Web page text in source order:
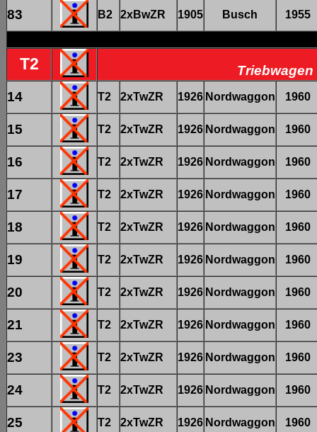
83 B2 2xBwZR 1905 Busch 1955
T2
14
T2 2xTwZR 1926 Nordwaggon 1960
15 T2 2xTwZR 1926 Nordwaggon 1960
16 T2 2xTwZR 1926 Nordwaggon 1960
17 T2 2xTwZR 1926 Nordwaggon 1960
18 T2 2xTwZR 1926 Nordwaggon 1960
19 T2 2xTwZR 1926 Nordwaggon 1960
20 T2 2xTwZR 1926 Nordwaggon 1960
21 T2 2xTwZR 1926 Nordwaggon 1960
23 T2 2xTwZR 1926 Nordwaggon 1960
24 T2 2xTwZR 1926 Nordwaggon 1960
25 T2 2xTwZR 1926 Nordwaggon 1960